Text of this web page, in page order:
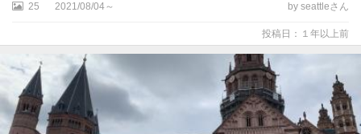
ー
ー
ザ
セ
ン
州
25 2021/08/04～ by seattleさん
投稿日：１年以上前